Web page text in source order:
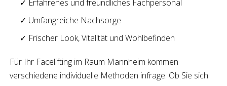
✓ Erfahrenes und freundliches Fachpersonal
✓ Umfangreiche Nachsorge
✓ Frischer Look, Vitalität und Wohlbefinden
Für Ihr Facelifting im Raum Mannheim kommen
verschiedene individuelle Methoden infrage. Ob Sie sich